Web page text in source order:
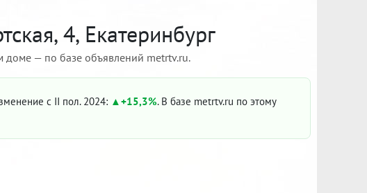
4, Екатеринбург
доме — по базе объявлений metrtv.ru.
с II пол. 2024: +15,3%. В базе metrtv.ru по этому